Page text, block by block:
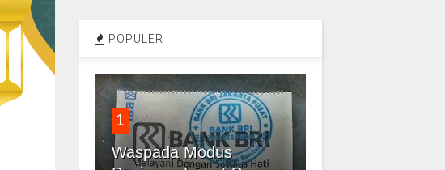
POPULER
1
Waspada Modus